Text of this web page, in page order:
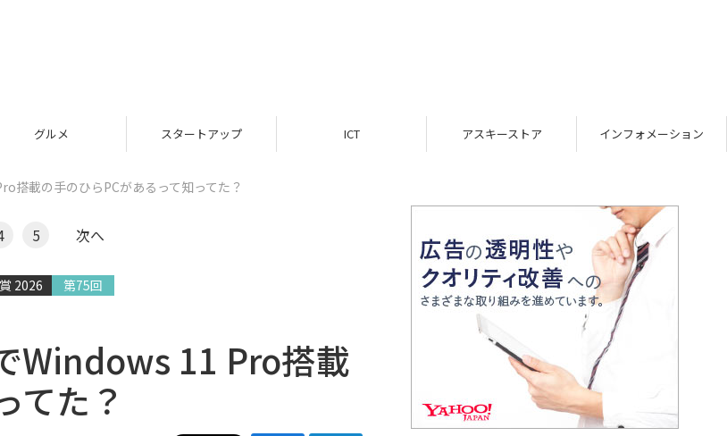
グルメ スタートアップ ICT アスキーストア インフォメーション
搭載の手のひらPCがあるって知ってた？
5 次へ
2026 第75回
Windows 11 Pro搭載
てた？